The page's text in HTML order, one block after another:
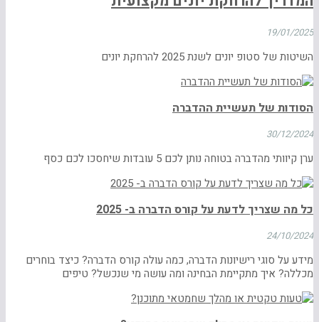
19/01/2025
השיטות של סטופ יונים לשנת 2025 להרחקת יונים
הסודות של תעשיית ההדברה
30/12/2024
ערן קיוותי מהדברה בטוחה נותן לכם 5 עובדות שיחסכו לכם כסף
כל מה שצריך לדעת על קורס הדברה ב- 2025
24/10/2024
מידע על סוגי רישיונות הדברה, כמה עולה קורס הדברה? כיצד בוחרים
מכללה? איך מתקיימת הבחינה ומה עושה מי שנכשל? טיפים